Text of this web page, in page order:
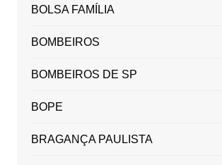
BOLSA FAMÍLIA
BOMBEIROS
BOMBEIROS DE SP
BOPE
BRAGANÇA PAULISTA